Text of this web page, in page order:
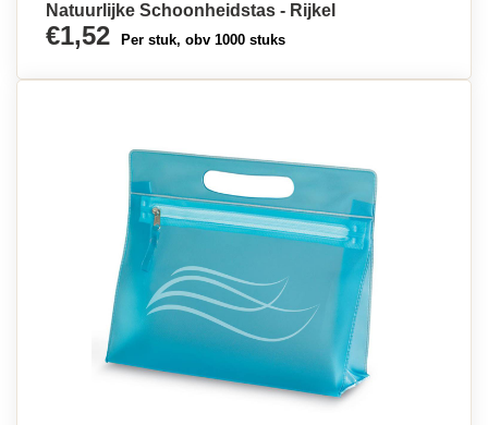
Natuurlijke Schoonheidstas - Rijkel
€1,52 Per stuk, obv 1000 stuks